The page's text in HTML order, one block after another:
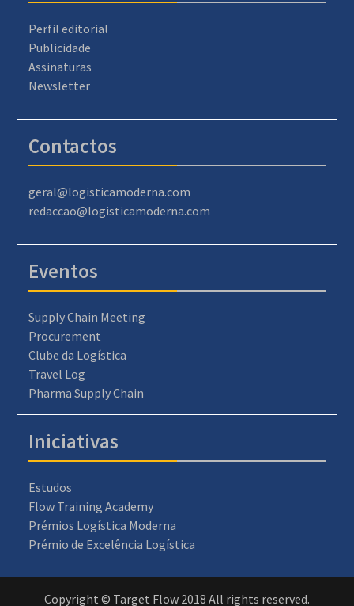
Perfil editorial
Publicidade
Assinaturas
Newsletter
Contactos
geral@logisticamoderna.com
redaccao@logisticamoderna.com
Eventos
Supply Chain Meeting
Procurement
Clube da Logística
Travel Log
Pharma Supply Chain
Iniciativas
Estudos
Flow Training Academy
Prémios Logística Moderna
Prémio de Excelência Logística
Copyright © Target Flow 2018 All rights reserved.